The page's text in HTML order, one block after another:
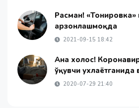
Расман! «Тонировка»
арзонлашмоқда
2021-09-15 18:42
Ана холос!
ўқувчи ухлаётганида
2020-07-29 21:40